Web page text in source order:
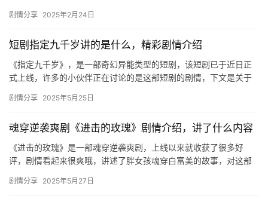
慨…
剧情分享 2025年2月24日
短剧指定九千岁讲的是什么，精彩剧情介绍
《指定九千岁》，是一部奇幻异能类型的短剧，该短剧已于近日正
式上线，许多的小伙伴正在讨论的是这部短剧的剧情，下文是关于
九千…
剧情分享 2025年5月25日
魂穿逆袭爽剧《进击的玫瑰》剧情介绍，讲了什么内容
《进击的玫瑰》是一部魂穿逆袭爽剧，上线以来就收获了很多好
评，剧情看起来很爽哦，讲述了胖女孩魂穿白富美的故事，对这部
女孩…
剧情分享 2025年5月27日